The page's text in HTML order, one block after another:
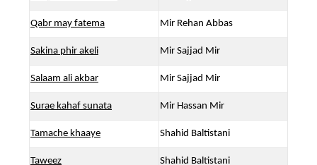
Qabr may fatema Mir Rehan Abbas
Sakina phir akeli Mir Sajjad Mir
Salaam ali akbar Mir Sajjad Mir
Surae kahaf sunata Mir Hassan Mir
Tamache khaaye Shahid Baltistani
Taweez Shahid Baltistani